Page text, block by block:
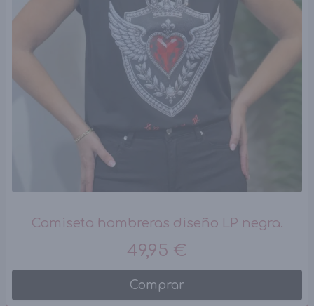
Camiseta hombreras diseño LP negra.
49,95 €
Comprar